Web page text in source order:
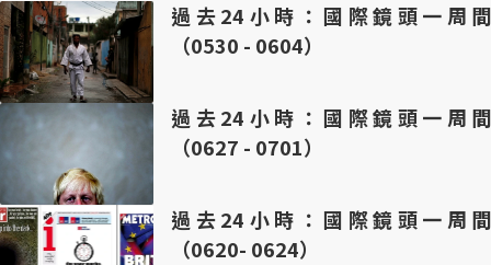
過去24小時：國際鏡頭一周間
（0530 - 0604）
過去24小時：國際鏡頭一周間
（0627 - 0701）
過去24小時：國際鏡頭一周間
（0620- 0624）